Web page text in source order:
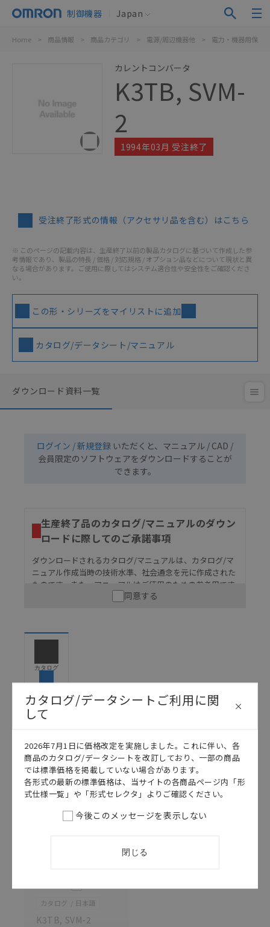
制御機器 Japan
Home > 商品情報 > 商品カテゴリ > 電源/周辺機器他 > 電力・機器用保護
カレントコンバータ
K3TB, SVM-
2
1994年03月 受注終了
受注終了形式の情報（アクセサリ品を含む）はこちら
※ このページの記載内容は、生産終了以前の製品カタログに基づいて作成した参
考情報であり、製品の特長 / 価格 / 対応規格 / オプション品などについて現状と異
なる場合があります。ご使用に際してはシステム適合性や安全性をご確認くださ
い。
この形・シリーズをマイリストに追加
カタログ/データシート/マニュアル
ダウンロード資料一覧
ログイン / 新規登録 いただくと、マニュアル / CAD /
会員限定のソフトウェアをダウンロードすることが
できます。
生産終了品のカタログ/マニュアルのダウン
ロードに際してのご承諾事項
ダウンロードされるカタログ/マニュアルは、カタログ/マ
ニュアル作成当時の技術水準、社会通念を元に作成された
ものです。また、マニュアルはご使用のための参考用です
ので、ご使用にあたっての安全性については十分にご配慮
うな用途に使用される場合には、システム全体として
保できるよう設計されていること、および本製品が全
カタログ/マニュアルに記載されているアプリケーショ
ン事例は参考用ですので、ご採用に際しては機器・装
商品に接続される推奨機器等、現在では入手困難なも
のもそのまま記載しています。・誤字、脱字が含まれ
ている可能性がありますがご容赦ください。
記載されているサービス内容や連絡先等は作成当時の
ものであり、変更・改定させていただいている可能性
があります。改めて当サイトの掲載内容をご確認のう
え、ご用命下さいますようお願いいたします。
同意する
カタログ
カタログ 日本語
K3TB, SVM-2
カタログ/データシートご利用に関
して
2026年7月1日に価格改定を実施しました。これに伴い、各
商品のカタログ/データシートを改訂しており、一部の商品
では標準価格を掲載していない場合があります。
各形式の最新の標準価格は、当サイトの各商品ページ内「形
式仕様一覧」や「形式セレクタ」よりご確認ください。
今後このメッセージを表示しない
閉じる